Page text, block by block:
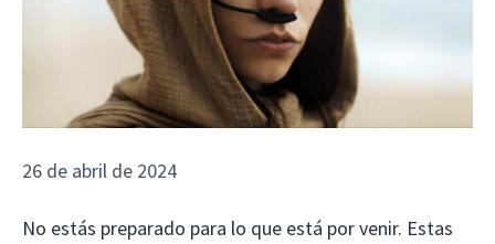
26 de abril de 2024
No estás preparado para lo que está por venir. Estas